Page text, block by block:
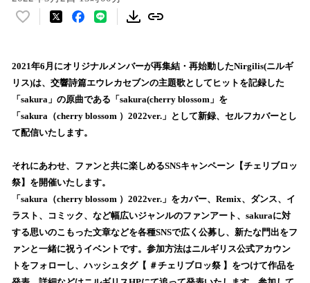
い
！
数
を
読
込
中
で
す
2021年6月にオリジナルメンバーが再集結・再始動したNirgilis(ニルギ
リス)は、交響詩篇エウレカセブンの主題歌としてヒットを記録した
「sakura」の原曲である「sakura(cherry blossom」を
「sakura（cherry blossom ）2022ver.」として新録、セルフカバーとし
て配信いたします。
それにあわせ、ファンと共に楽しめるSNSキャンペーン【チェリブロッ
祭】を開催いたします。
「sakura（cherry blossom ）2022ver.」をカバー、Remix、ダンス、イ
ラスト、コミック、など幅広いジャンルのファンアート、sakuraに対
する思いのこもった文章などを各種SNSで広く公募し、新たな門出をフ
ァンと一緒に祝うイベントです。参加方法はニルギリス公式アカウン
トをフォローし、ハッシュタグ【 ＃チェリブロッ祭 】をつけて作品を